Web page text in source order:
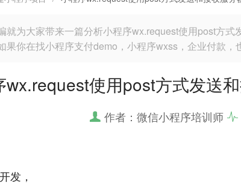
就为大家带来一篇分析小程序wx.request使用post方
果你在找小程序支付demo，小程序wxss，企业付款，
wx.request使用post方式发送
作者：微信小程序培训师
发，